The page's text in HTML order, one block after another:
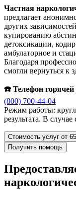
Частная
предлагает
других
купированию
детоксикации,
амбулаторное и
Благодаря
смогли вернуться к
☎️ Телефон горячей
(800) 700-44-04
Режим работы:
результата. В
Стоимость услуг от
Получить помощь